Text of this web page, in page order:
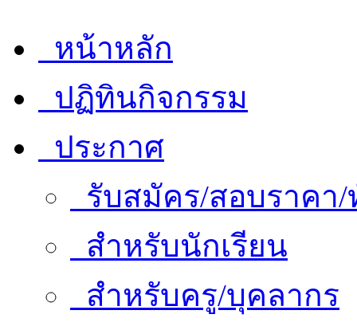
หน้าหลัก
ปฏิทินกิจกรรม
ประกาศ
รับสมัคร/สอบราคา/
สำหรับนักเรียน
สำหรับครู/บุคลากร